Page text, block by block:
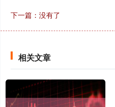
下一篇：没有了
相关文章